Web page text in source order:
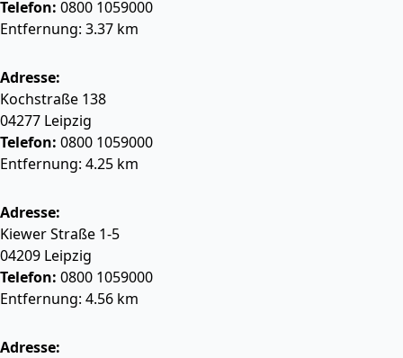
Telefon: 0800 1059000
Entfernung: 3.37 km
Adresse:
Kochstraße 138
04277 Leipzig
Telefon: 0800 1059000
Entfernung: 4.25 km
Adresse:
Kiewer Straße 1-5
04209 Leipzig
Telefon: 0800 1059000
Entfernung: 4.56 km
Adresse: